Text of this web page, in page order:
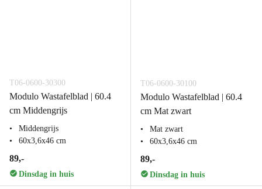
T06-0600-30300
Modulo Wastafelblad | 60.4
cm Middengrijs
Middengrijs
60x3,6x46 cm
89,-
Dinsdag in huis
T06-0600-30100
Modulo Wastafelblad | 60.4
cm Mat zwart
Mat zwart
60x3,6x46 cm
89,-
Dinsdag in huis